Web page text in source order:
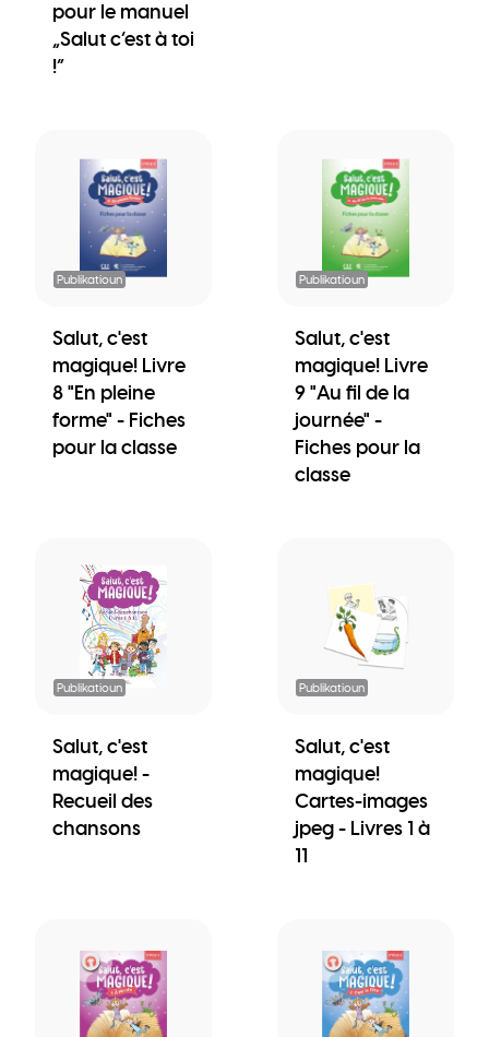
pour le manuel
„Salut c’est à toi
!“
Publikatioun
Salut, c'est
magique! Livre
8 "En pleine
forme" - Fiches
pour la classe
Publikatioun
Salut, c'est
magique! Livre
9 "Au fil de la
journée" -
Fiches pour la
classe
Publikatioun
Salut, c'est
magique! -
Recueil des
chansons
Publikatioun
Salut, c'est
magique!
Cartes-images
jpeg - Livres 1 à
11